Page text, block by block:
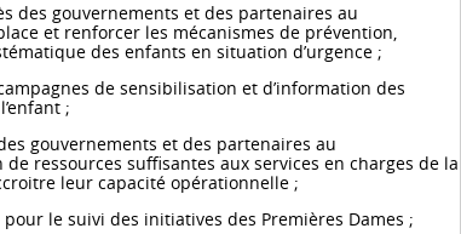
gouvernements et des partenaires au
et renforcer les mécanismes de prévention,
des enfants en situation d’urgence ;
de sensibilisation et d’information des
;
gouvernements et des partenaires au
ressources suffisantes aux services en charges de la
leur capacité opérationnelle ;
le suivi des initiatives des Premières Dames ;